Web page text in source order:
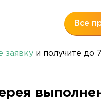
Все
заявку и получите до